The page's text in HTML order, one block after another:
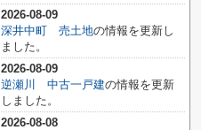
2026-08-09
深井中町 売土地の情報を更新し
ました。
2026-08-09
逆瀬川 中古一戸建の情報を更新
しました。
2026-08-08